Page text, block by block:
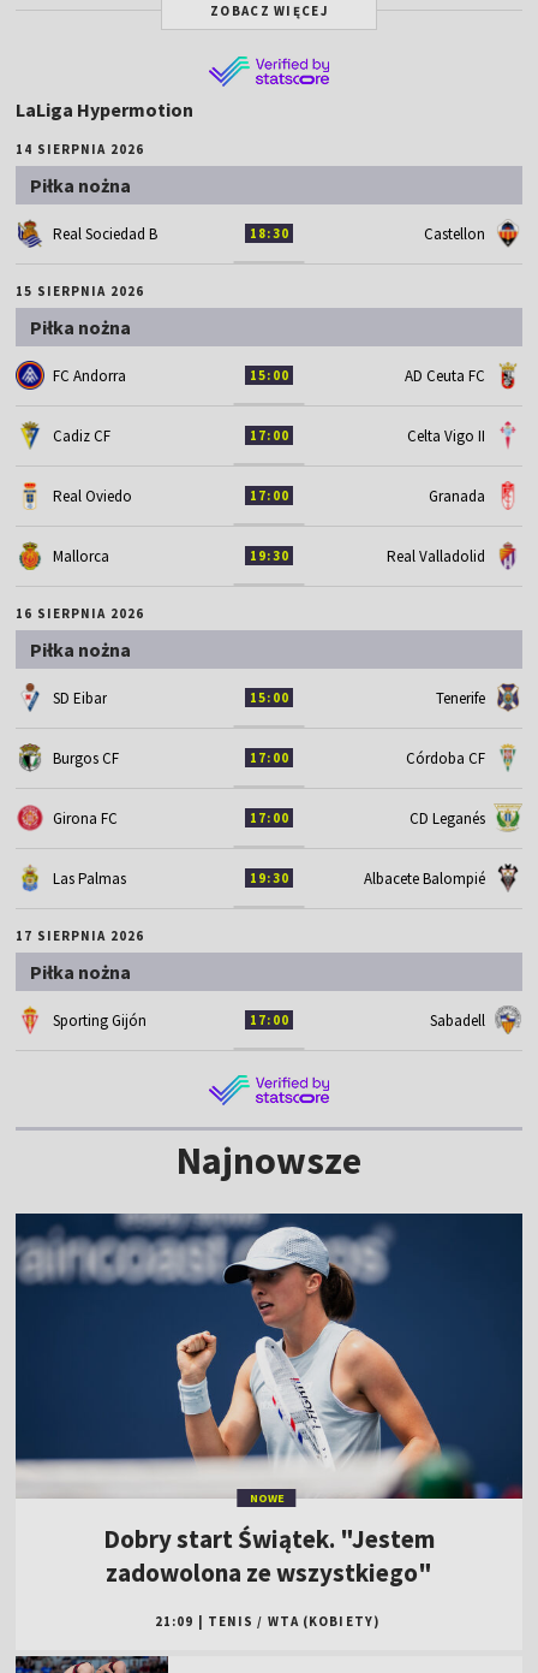
ZOBACZ WIĘCEJ
LaLiga Hypermotion
14 SIERPNIA 2026
Piłka nożna
Real Sociedad B 18:30 Castellon
15 SIERPNIA 2026
Piłka nożna
FC Andorra 15:00 AD Ceuta FC
Cadiz CF 17:00 Celta Vigo II
Real Oviedo 17:00 Granada
Mallorca 19:30 Real Valladolid
16 SIERPNIA 2026
Piłka nożna
SD Eibar 15:00 Tenerife
Burgos CF 17:00 Córdoba CF
Girona FC 17:00 CD Leganés
Las Palmas 19:30 Albacete Balompié
17 SIERPNIA 2026
Piłka nożna
Sporting Gijón 17:00 Sabadell
Najnowsze
NOWE
Dobry start Świątek. "Jestem
zadowolona ze wszystkiego"
21:09 TENIS / WTA (KOBIETY)